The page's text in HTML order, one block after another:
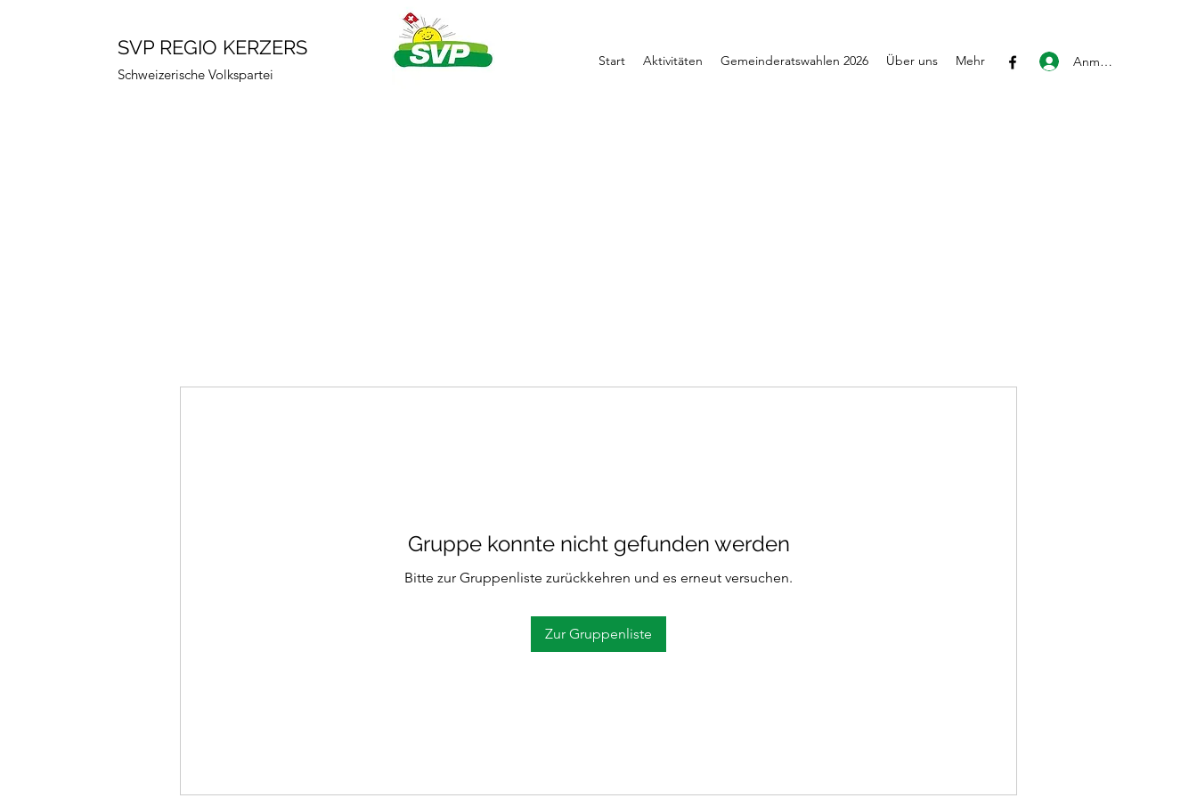
SVP REGIO KERZERS
Schweizerische Volkspartei
Start Aktivitäten Gemeinderatswahlen 2026 Über uns Mehr Anmelden
Gruppe konnte nicht gefunden werden
Bitte zur Gruppenliste zurückkehren und es erneut versuchen.
Zur Gruppenliste